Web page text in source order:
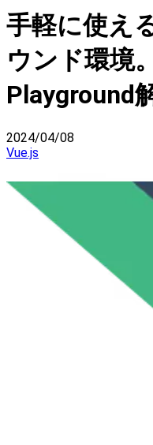
手軽に使え
ウンド環境
Playground
2024/04/08
Vue.js